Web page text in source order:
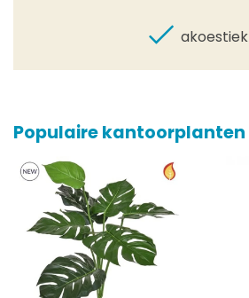
akoestiek
Populaire kantoorplanten